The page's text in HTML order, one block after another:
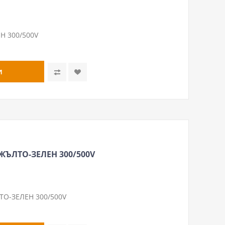
300/500V
ЗЕЛЕН 300/500V
ЗЕЛЕН 300/500V